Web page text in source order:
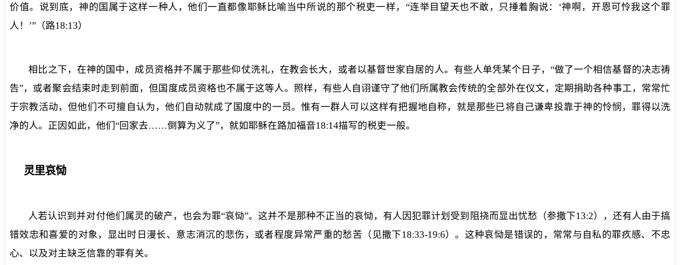
价值。说到底，神的国属于这样一种人，他们一直都像耶稣比喻当中所说的那个税吏一样，“连举目望天也不敢，只捶着胸说：‘神啊，开恩可怜我这个罪
人！’”（路18:13）
相比之下，在神的国中，成员资格并不属于那些仰仗洗礼，在教会长大，或者以基督世家自居的人。有些人单凭某个日子，“做了一个相信基督的决志祷
告”，或者聚会结束时走到前面，但国度成员资格也不属于这等人。照样，有些人自诩谨守了他们所属教会传统的全部外在仪文，定期捐助各种事工，常常忙
于宗教活动，但他们不可擅自认为，他们自动就成了国度中的一员。惟有一群人可以这样有把握地自称，就是那些已将自己谦卑投靠于神的怜悯，罪得以洗
净的人。正因如此，他们“回家去……倒算为义了”，就如耶稣在路加福音18:14描写的税吏一般。
灵里哀恸
人若认识到并对付他们属灵的破产，也会为罪“哀恸”。这并不是那种不正当的哀恸，有人因犯罪计划受到阻挠而显出忧愁（参撒下13:2），还有人由于搞
错效忠和喜爱的对象，显出时日漫长、意志消沉的悲伤，或者程度异常严重的愁苦（见撒下18:33-19:6）。这种哀恸是错误的，常常与自私的罪疚感、不忠
心、以及对主缺乏信靠的罪有关。